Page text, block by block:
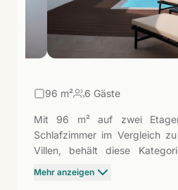
96 m² 6 Gäste
Mit 96 m² auf zwei
Schlafzimmer im Vergleich
Villen, behält diese
Pool und Parkplatz bei. Die
Mehr anzeigen